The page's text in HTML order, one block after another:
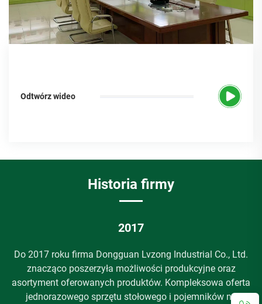
Odtwórz wideo
Historia firmy
2017
Do 2017 roku firma Dongguan Lvzong Industrial Co., Ltd.
znacząco poszerzyła możliwości produkcyjne oraz
asortyment oferowanych produktów. Kompleksowa oferta
jednorazowego sprzętu stołowego i pojemników na